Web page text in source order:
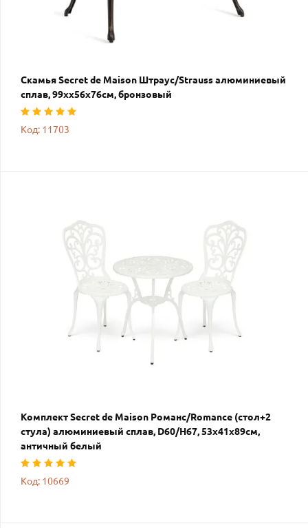
Скамья Secret de Maison Штраус/Strauss алюминиевый
сплав, 99хх56х76см, бронзовый
Код: 11703
Комплект Secret de Maison Романс/Romance (стол+2
стула) алюминиевый сплав, D60/H67, 53х41х89см,
античный белый
Код: 10669